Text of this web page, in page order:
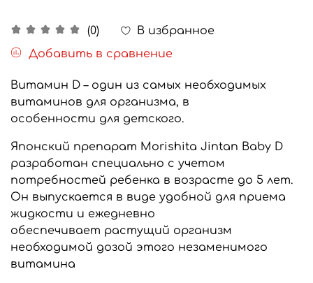
(0)
В избранное
Добавить в сравнение
Витамин D – один из самых необходимых
витаминов для организма, в
особенности для детского.
Японский препарат Morishita Jintan Baby D
разработан специально с учетом
потребностей ребенка в возрасте до 5 лет.
Он выпускается в виде удобной для приема
жидкости и ежедневно
обеспечивает растущий организм
необходимой дозой этого незаменимого
витамина